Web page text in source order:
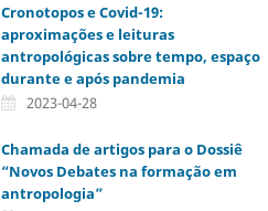
Cronotopos e Covid-19:
aproximações e leituras
antropológicas sobre tempo, espaço
durante e após pandemia
2023-04-28
Chamada de artigos para o Dossiê
“Novos Debates na formação em
antropologia”